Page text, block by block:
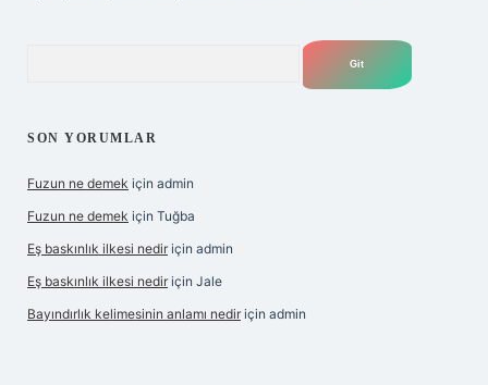
SON YORUMLAR
Fuzun ne demek için admin
Fuzun ne demek için Tuğba
Eş baskınlık ilkesi nedir için admin
Eş baskınlık ilkesi nedir için Jale
Bayındırlık kelimesinin anlamı nedir için admin